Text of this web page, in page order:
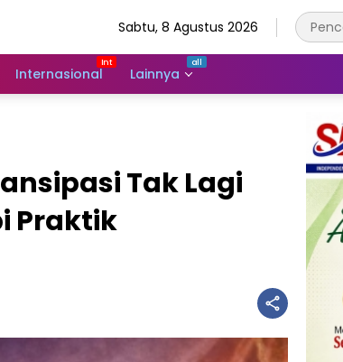
Sabtu, 8 Agustus 2026
Internasional Lainnya
Tak Lagi
Praktik